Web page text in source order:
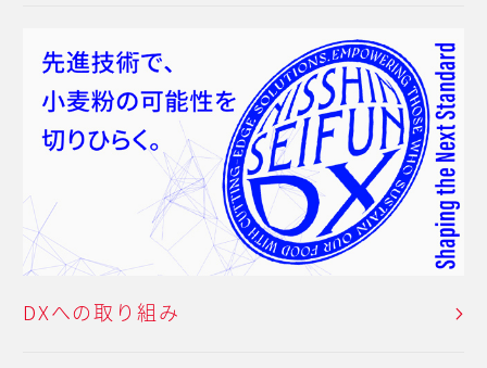
DXへの取り組み